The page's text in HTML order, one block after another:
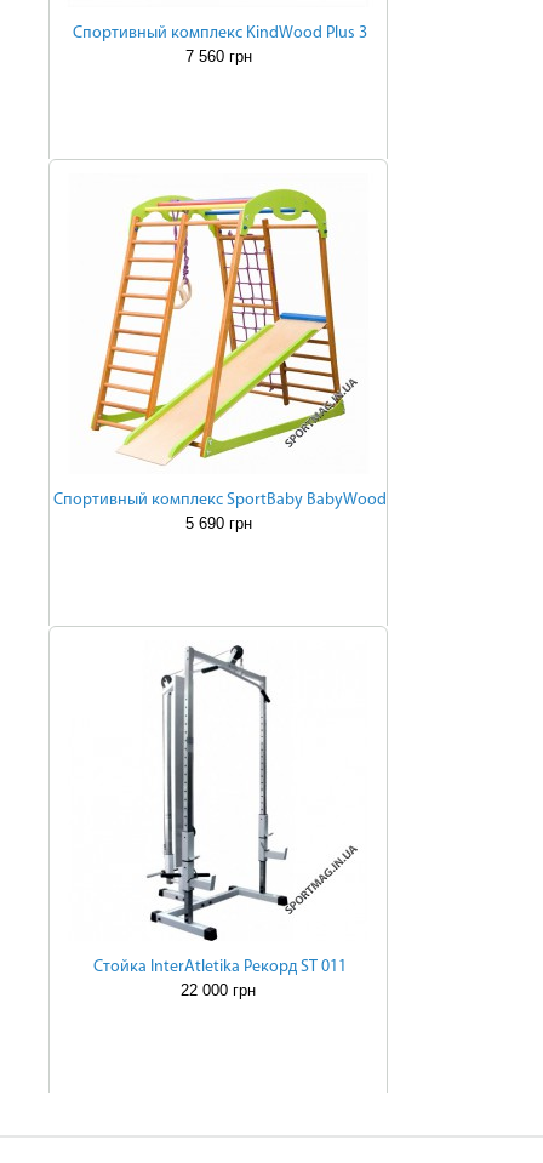
Cпортивный комплекс KindWood Plus 3
7 560 грн
Cпортивный комплекс SportBaby BabyWood
5 690 грн
Cтойка InterAtletika Рекорд ST 011
22 000 грн